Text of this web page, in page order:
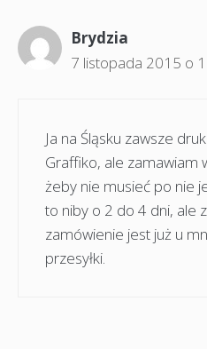
Brydzia
7 listopada 2015 o
Ja na Śląsku zawsze
Graffiko, ale zamawiam
żeby nie musieć po nie
to niby o 2 do 4 dni, ale
zamówienie jest już u
przesyłki.